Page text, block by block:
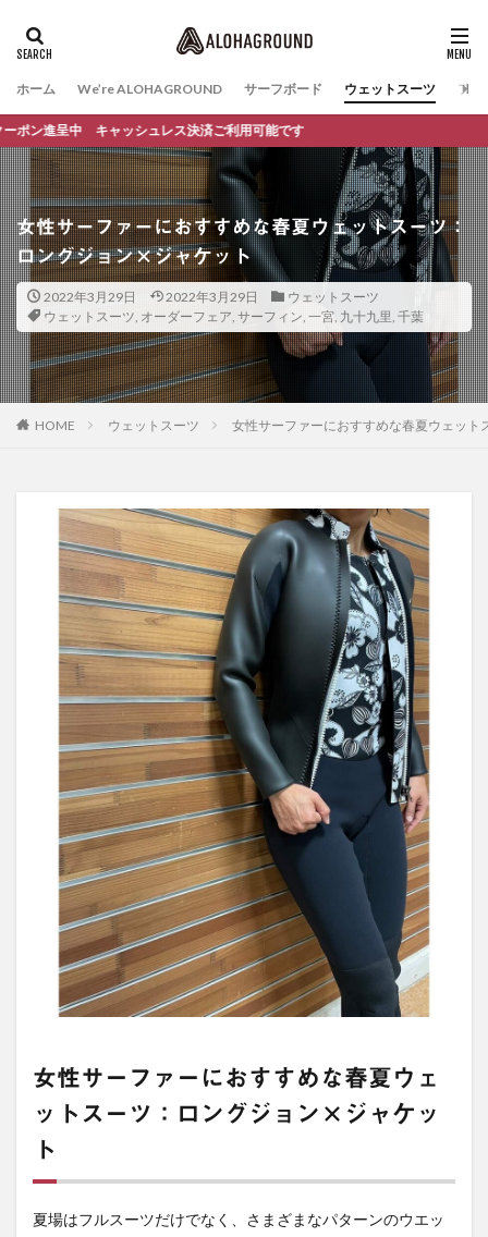
ホーム We’re ALOHAGROUND サーフボード ウェットスーツ ファ
レス決済ご利用可能です
女性サーファーにおすすめな春夏ウェットスーツ：
ロングジョン×ジャケット
2022年3月29日 2022年3月29日
ウェットスーツ
ウェットスーツ, オーダーフェア, サーフィン, 一宮, 九十九里, 千葉
HOME ウェットスーツ 女性サーファーにおすすめな春夏ウェット
女性サーファーにおすすめな春夏ウェ
ットスーツ：ロングジョン×ジャケッ
ト
夏場はフルスーツだけでなく、さまざまなパターンのウエッ